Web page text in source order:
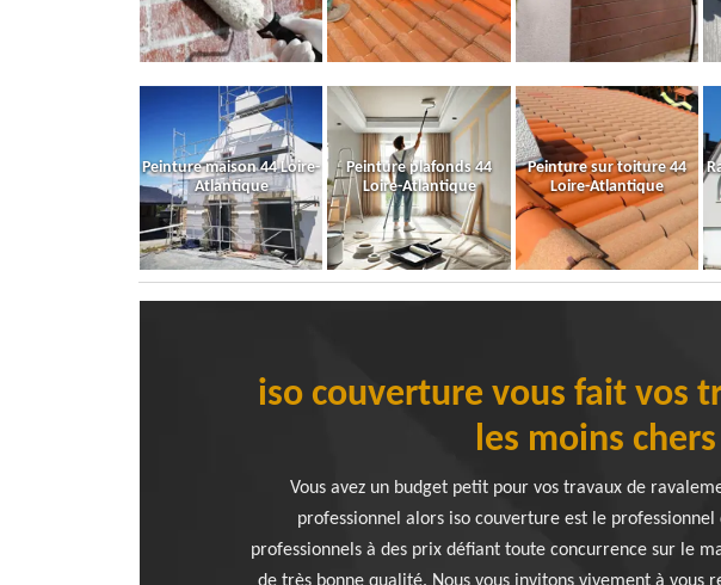
Peinture maison 44 Loire-
Atlantique
Peinture plafonds 44
Loire-Atlantique
Peinture sur toiture 44
Loire-Atlantique
iso couverture vous fait vos
les moins
Vous avez un budget petit pour vos travaux de
professionnel alors iso couverture est le
professionnels à des prix défiant toute concurrence sur le
de très bonne qualité. Nous vous invitons vivement à